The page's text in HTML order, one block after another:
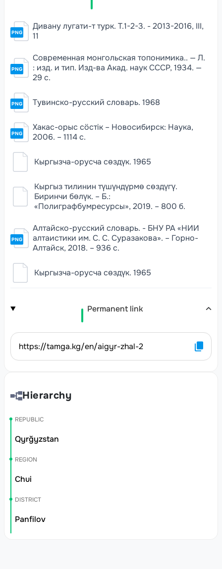
PNG
Дивану лугати-т турк. Т.1-2-3. - 2013-2016, III,
11
PNG
Современная монгольская топонимика.. — Л.
: изд. и тип. Изд-ва Акад. наук СССР, 1934. —
29 с.
PNG Тувинско-русский словарь. 1968
PNG
Хакас-орыс сöстiк – Новосибирск: Наука,
2006. – 1114 с.
Кыргызча-орусча сөздүк. 1965
Кыргыз тилинин түшүндүрмө сөздүгү.
Биринчи бөлүк. – Б.:
«Полиграфбумресурсы», 2019. – 800 б.
PNG
Алтайско-русский словарь. - БНУ РА «НИИ
алтаистики им. С. С. Суразакова». – Горно-
Алтайск, 2018. – 936 с.
Кыргызча-орусча сөздүк. 1965
Permanent link
https://tamga.kg/en/aigyr-zhal-2
Hierarchy
REPUBLIC
Qyrğyzstan
REGION
Chui
DISTRICT
Panfilov